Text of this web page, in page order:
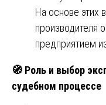
На основе этих
производителя
предприятием
🧭 Роль и выбор
судебном процессе